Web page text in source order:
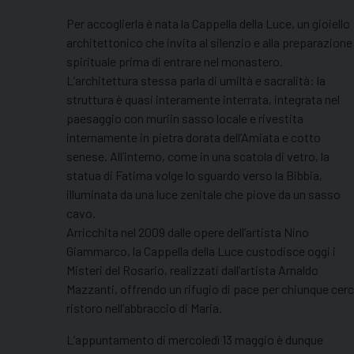
Per accoglierla è nata la Cappella della Luce, un gioiello
architettonico che invita al silenzio e alla preparazione
spirituale prima di entrare nel monastero.
L’architettura stessa parla di umiltà e sacralità: la
struttura è quasi interamente interrata, integrata nel
paesaggio con muriin sasso locale e rivestita
internamente in pietra dorata dell’Amiata e cotto
senese. All’interno, come in una scatola di vetro, la
statua di Fatima volge lo sguardo verso la Bibbia,
illuminata da una luce zenitale che piove da un sasso
cavo.
Arricchita nel 2009 dalle opere dell’artista Nino
Giammarco, la Cappella della Luce custodisce oggi i
Misteri del Rosario, realizzati dall’artista Arnaldo
Mazzanti, offrendo un rifugio di pace per chiunque
ristoro nell’abbraccio di Maria.
L’appuntamento di mercoledì 13 maggio è dunque